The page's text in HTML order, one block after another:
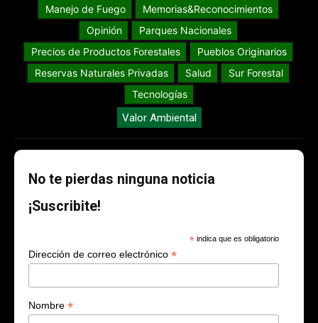
Manejo de Fuego
Memorias&Reconocimientos
Opinión
Parques Nacionales
Precios de Productos Forestales
Pueblos Originarios
Reservas Naturales Privadas
Salud
Sur Forestal
Tecnologías
Valor Ambiental
No te pierdas ninguna noticia
¡Suscribite!
* indica que es obligatorio
Dirección de correo electrónico *
Nombre *